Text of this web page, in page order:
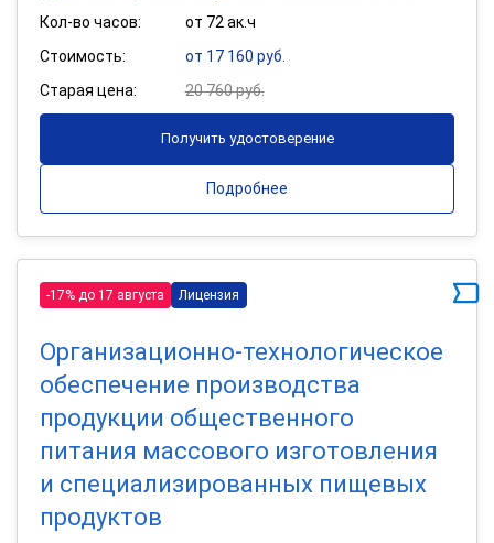
Кол-во часов:
от 72 ак.ч
Стоимость:
от 17 160 руб.
Старая цена:
20 760 руб.
Получить удостоверение
Подробнее
-17% до 17 августа Лицензия
Организационно-технологическое
обеспечение производства
продукции общественного
питания массового изготовления
и специализированных пищевых
продуктов